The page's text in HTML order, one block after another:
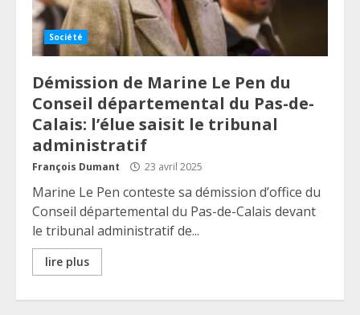
Société
Démission de Marine Le Pen du
Conseil départemental du Pas-de-
Calais: l’élue saisit le tribunal
administratif
François Dumant 23 avril 2025
Marine Le Pen conteste sa démission d’office du
Conseil départemental du Pas-de-Calais devant
le tribunal administratif de...
lire plus